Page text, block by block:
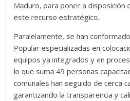
Maduro, para poner a disposición
este recurso estratégico.
Paralelamente, se han
Popular especializadas en
equipos ya integrados y en
lo que suma 49 personas
comunales han seguido de cerca
garantizando la transparencia y